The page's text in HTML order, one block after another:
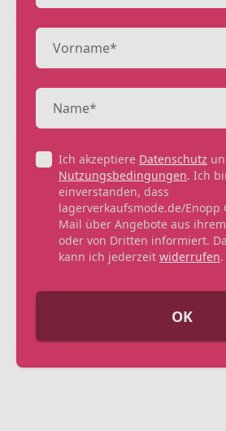
Ich akzeptiere Datenschutz
Nutzungsbedingungen. Ich
einverstanden, dass
lagerverkaufsmode.de/Enopp
Mail über Angebote aus
oder von Dritten informiert.
kann ich jederzeit widerrufen.
OK